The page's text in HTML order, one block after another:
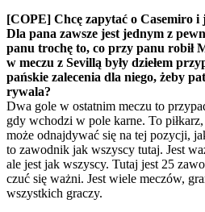
[COPE] Chcę zapytać o Casemiro i
Dla pana zawsze jest jednym z
panu trochę to, co przy panu robił
w meczu z Sevillą były dziełem
pańskie zalecenia dla niego, żeby
rywala?
Dwa gole w ostatnim meczu to
gdy wchodzi w pole karne. To
może odnajdywać się na tej pozycji,
to zawodnik jak wszyscy tutaj. Jest
ale jest jak wszyscy. Tutaj jest 25
czuć się ważni. Jest wiele meczów,
wszystkich graczy.